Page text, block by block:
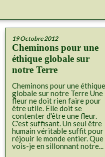
19 Octobre 2012
Cheminons pour une
éthique globale sur
notre Terre
Cheminons pour une éthique
globale sur notre Terre Une
fleur ne doit rien faire pour
être utile. Elle doit se
contenter d'être une fleur.
C'est suffisant. Un seul être
humain véritable suffit pour
réjouir le monde entier. Que
vois-je en sillonnant notre...